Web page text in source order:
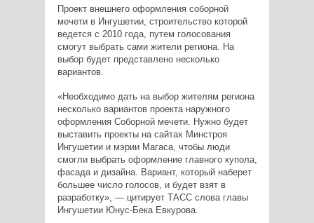
Проект внешнего оформления соборной
мечети в Ингушетии, строительство которой
ведется с 2010 года, путем голосования
смогут выбрать сами жители региона. На
выбор будет представлено несколько
вариантов.
«Необходимо дать на выбор жителям региона
несколько вариантов проекта наружного
оформления Соборной мечети. Нужно будет
выставить проекты на сайтах Минстроя
Ингушетии и мэрии Магаса, чтобы люди
смогли выбрать оформление главного купола,
фасада и дизайна. Вариант, который наберет
большее число голосов, и будет взят в
разработку», — цитирует ТАСС слова главы
Ингушетии Юнус-Бека Евкурова.